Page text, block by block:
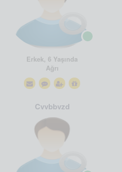
Erkek, 6 Yaşında
Ağrı
Cvvbbvzd